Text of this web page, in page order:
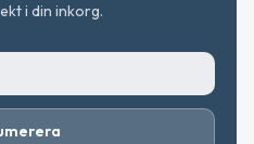
i din inkorg.